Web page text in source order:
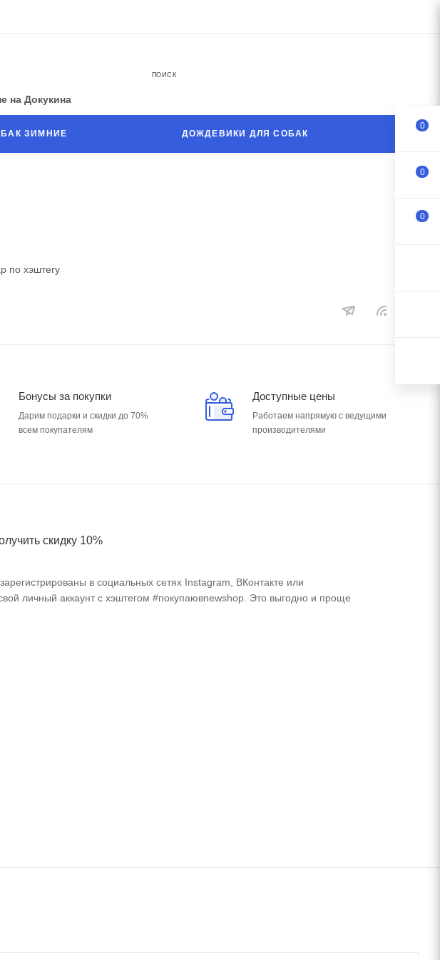
на Докукина
ПОИСК
ЗИМНИЕ ДОЖДЕВИКИ ДЛЯ СОБАК
Бонусы за покупки
Дарим подарки и скидки до 70%
всем покупателям
Доступные цены
Работаем напрямую с ведущими
производителями
скидку 10%
в социальных сетях Instagram, ВКонтакте или
личный аккаунт с хэштегом #покупаювnewshop. Это выгодно и проще
0
0
0